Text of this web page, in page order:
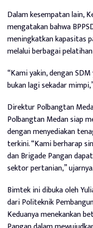
Dalam kesempatan lain,
mengatakan bahwa
meningkatkan kapasitas
melalui berbagai
“Kami yakin, dengan
bukan lagi sekadar
Direktur Polbangtan
Polbangtan Medan siap
dengan menyediakan
terkini. “Kami berharap
dan Brigade Pangan
sektor pertanian,” ujarnya.
Bimtek ini dibuka oleh
dari Politeknik
Keduanya menekankan